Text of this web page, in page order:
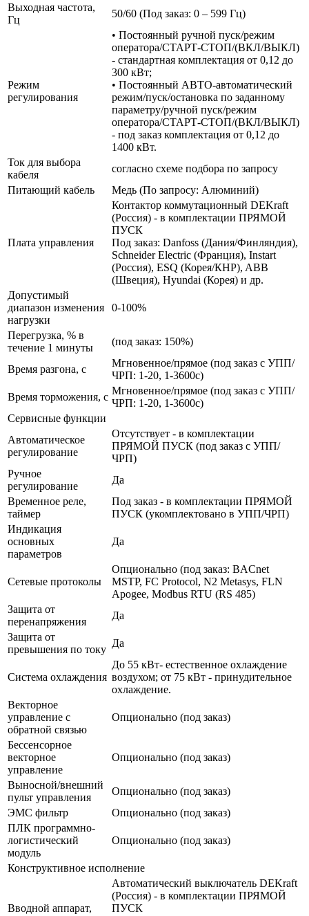
Выходная частота,
Гц
50/60 (Под заказ: 0 – 599 Гц)
Режим
регулирования
• Постоянный ручной пуск/режим
оператора/СТАРТ-СТОП/(ВКЛ/ВЫКЛ)
- стандартная комплектация от 0,12 до
300 кВт;
• Постоянный АВТО-автоматический
режим/пуск/остановка по заданному
параметру/ручной пуск/режим
оператора/СТАРТ-СТОП/(ВКЛ/ВЫКЛ)
- под заказ комплектация от 0,12 до
1400 кВт.
Ток для выбора
кабеля
согласно схеме подбора по запросу
Питающий кабель
Медь (По запросу: Алюминий)
Плата управления
Контактор коммутационный DEKraft
(Россия) - в комплектации ПРЯМОЙ
ПУСК
Под заказ: Danfoss (Дания/Финляндия),
Schneider Electric (Франция), Instart
(Россия), ESQ (Корея/КНР), ABB
(Швеция), Hyundai (Корея) и др.
Допустимый
диапазон изменения
нагрузки
0-100%
Перегрузка, % в
течение 1 минуты
(под заказ: 150%)
Время разгона, с
Мгновенное/прямое (под заказ с УПП/
ЧРП: 1-20, 1-3600с)
Время торможения, с
Мгновенное/прямое (под заказ с УПП/
ЧРП: 1-20, 1-3600с)
Сервисные функции
Автоматическое
регулирование
Отсутствует - в комплектации
ПРЯМОЙ ПУСК (под заказ с УПП/
ЧРП)
Ручное
регулирование
Да
Временное реле,
таймер
Под заказ - в комплектации ПРЯМОЙ
ПУСК (укомплектовано в УПП/ЧРП)
Индикация
основных
параметров
Да
Сетевые протоколы
Опционально (под заказ: BACnet
MSTP, FC Protocol, N2 Metasys, FLN
Apogee, Modbus RTU (RS 485)
Защита от
перенапряжения
Да
Защита от
превышения по току
Да
Система охлаждения
До 55 кВт- естественное охлаждение
воздухом; от 75 кВт - принудительное
охлаждение.
Векторное
управление с
обратной связью
Опционально (под заказ)
Бессенсорное
векторное
управление
Опционально (под заказ)
Выносной/внешний
пульт управления
Опционально (под заказ)
ЭМС фильтр
Опционально (под заказ)
ПЛК программно-
логистический
модуль
Опционально (под заказ)
Конструктивное исполнение
Вводной аппарат,
Автоматический выключатель DEKraft
(Россия) - в комплектации ПРЯМОЙ
ПУСК